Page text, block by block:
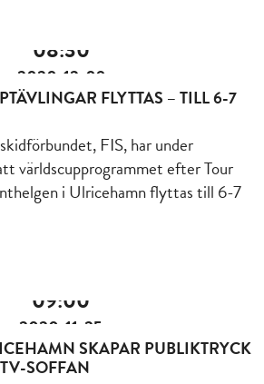
08:30
2020-12-09
FLYTTAS – TILL 6-7
FIS, har under
världscupprogrammet efter Tour
i Ulricehamn flyttas till 6-7
09:00
2020-11-25
SKAPAR PUBLIKTRYCK
SOFFAN